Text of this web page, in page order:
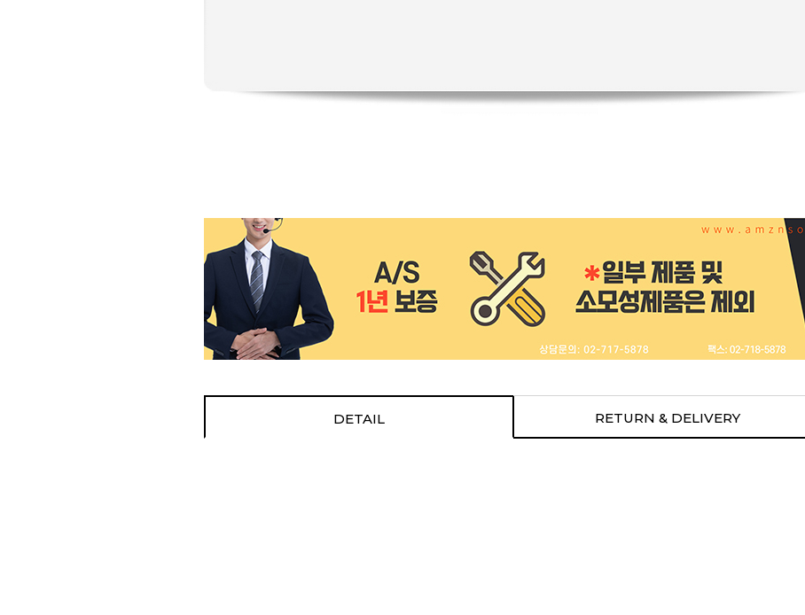
DETAIL RETURN & DELIVERY